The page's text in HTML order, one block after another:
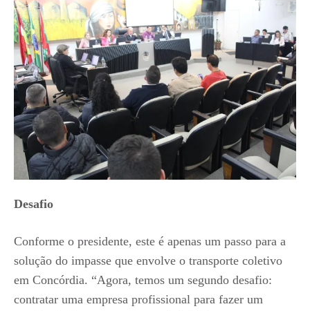
Desafio
Conforme o presidente, este é apenas um passo para a
solução do impasse que envolve o transporte coletivo
em Concórdia. “Agora, temos um segundo desafio:
contratar uma empresa profissional para fazer um